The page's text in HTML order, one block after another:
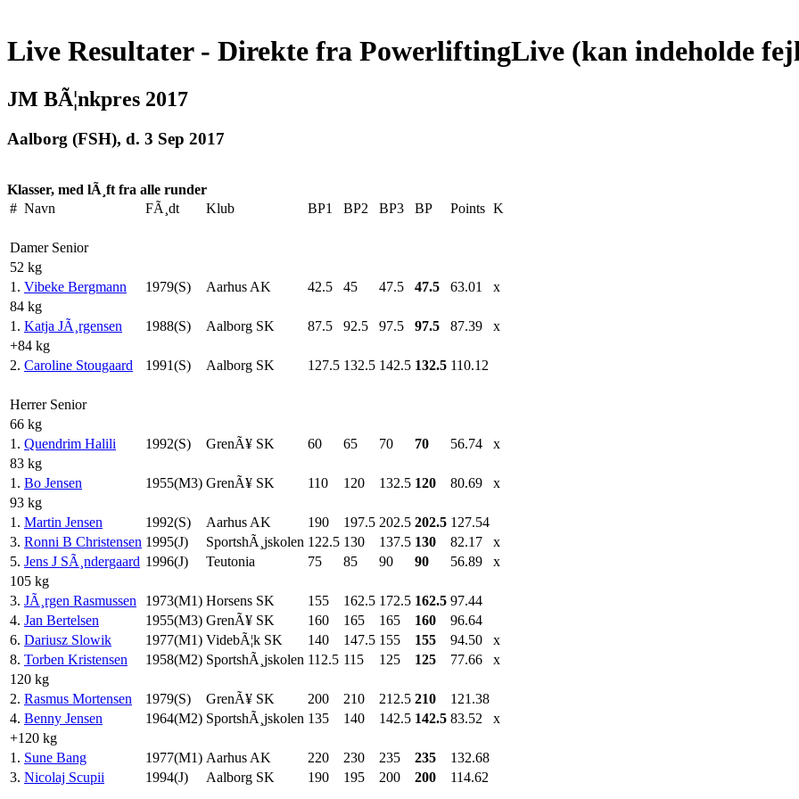
Live Resultater - Direkte fra PowerliftingLive (kan indeholde
JM BÃ¦nkpres 2017
Aalborg (FSH), d. 3 Sep 2017
Klasser, med lÃ¸ft fra alle runder
# Navn FÃ¸dt Klub BP1 BP2 BP3 BP Points K
Damer Senior
52 kg
1. Vibeke Bergmann 1979(S) Aarhus AK 42.5 45 47.5 47.5 63.01
x
84 kg
1. Katja JÃ¸rgensen 1988(S) Aalborg SK 87.5 92.5 97.5 97.5 87.39
x
+84 kg
2. Caroline Stougaard 1991(S) Aalborg SK 127.5 132.5 142.5 132.5 110.12
Herrer Senior
66 kg
1. Quendrim Halili 1992(S) GrenÃ¥ SK 60 65 70 70 56.74
x
83 kg
1. Bo Jensen 1955(M3) GrenÃ¥ SK 110 120 132.5 120 80.69
x
93 kg
1. Martin Jensen 1992(S) Aarhus AK 190 197.5 202.5 202.5 127.54
3. Ronni B Christensen 1995(J) SportshÃ¸jskolen 122.5 130 137.5 130 82.17
x
5. Jens J SÃ¸ndergaard 1996(J) Teutonia 75 85 90 90 56.89
x
105 kg
3. JÃ¸rgen Rasmussen 1973(M1) Horsens SK 155 162.5 172.5 162.5 97.44
4. Jan Bertelsen 1955(M3) GrenÃ¥ SK 160 165 165 160
96.64
6. Dariusz Slowik 1977(M1) VidebÃ¦k SK 140 147.5 155 155 94.50
x
8. Torben Kristensen 1958(M2) SportshÃ¸jskolen 112.5 115 125 125 77.66
x
120 kg
2. Rasmus Mortensen 1979(S) GrenÃ¥ SK 200 210 212.5 210
121.38
4. Benny Jensen 1964(M2) SportshÃ¸jskolen 135 140 142.5 142.5 83.52
x
+120 kg
1. Sune Bang 1977(M1) Aarhus AK 220 230 235 235
132.68
3. Nicolaj Scupii 1994(J) Aalborg SK 190 195 200 200 114.62